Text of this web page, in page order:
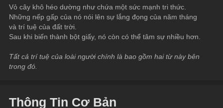
Vỏ cây khô héo dường như chứa một sức mạnh tri thức.
Những nếp gấp của nó nói lên sự lắng đọng của năm tháng
và trí tuệ của đất trời.
Sau khi biến thành bột giấy, nó còn có thể tâm sự nhiều hơn.
Tất cả trí tuệ của loài người chính là bao gồm hai từ này bên
trong đó.
Thông Tin Cơ Bản